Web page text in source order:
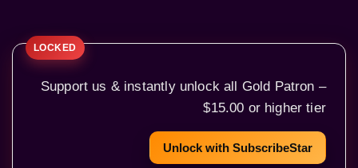
Support us & instantly unlock all Gold Patron –
$15.00 or higher tier
Unlock with SubscribeStar